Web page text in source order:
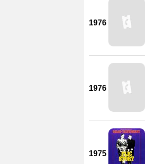
1976
1976
1975